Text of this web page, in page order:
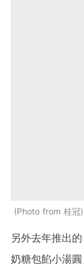
Photo from 桂冠
另外去年推出
奶糖包餡小湯圓